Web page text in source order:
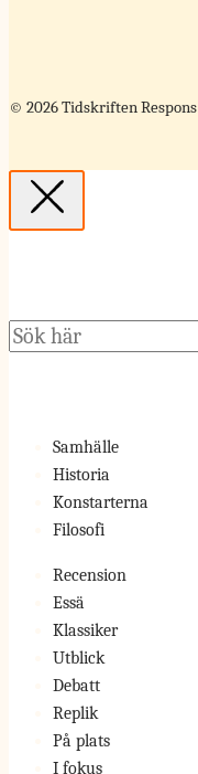
© 2026 Tidskriften Respons
Sök
Samhälle
Historia
Konstarterna
Filosofi
Recension
Essä
Klassiker
Utblick
Debatt
Replik
På plats
I fokus